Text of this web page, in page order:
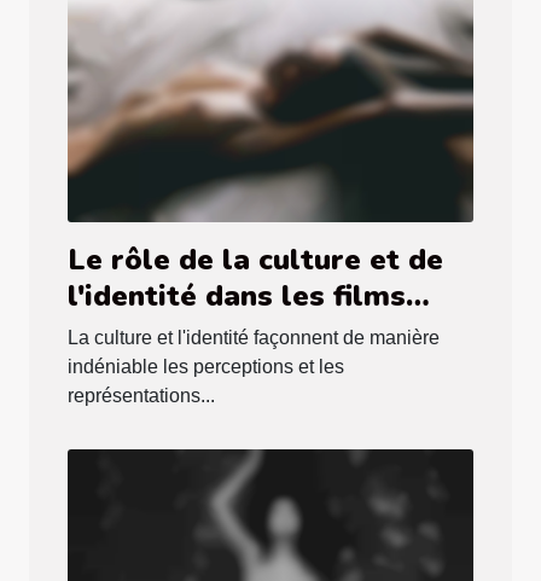
Le rôle de la culture et de
l'identité dans les films
pour adultes avec des
actrices arabes
La culture et l'identité façonnent de manière
indéniable les perceptions et les
représentations...